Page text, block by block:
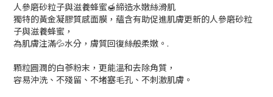
人參磨砂粒子與滋養蜂蜜🍯締造水嫩絲滑肌
獨特的黃金凝膠質感面膜，蘊含有助促進肌膚更新的人參磨砂粒
子與滋養蜂蜜，
為肌膚注滿💦水分，膚質回復絲般柔嫩。.
顆粒圓潤的白蔘粉末，更能溫和去除角質，
容易沖洗、不殘留、不堵塞毛孔、不刺激肌膚。